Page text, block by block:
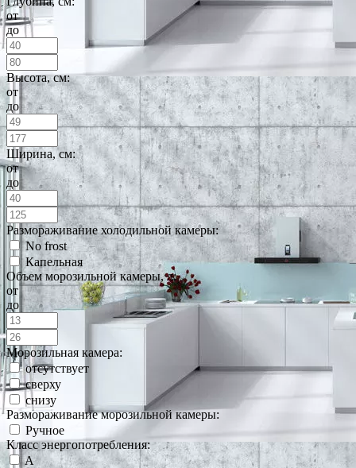
от
до
Высота, см:
от
до
Ширина, см:
от
до
Размораживание холодильной камеры:
No frost
Капельная
Объем морозильной камеры, л:
от
до
Морозильная камера:
отсутствует
сверху
снизу
Размораживание морозильной камеры:
Ручное
Класс энергопотребления:
A